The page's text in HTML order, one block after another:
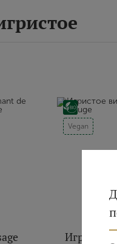
Vegan
Игристое